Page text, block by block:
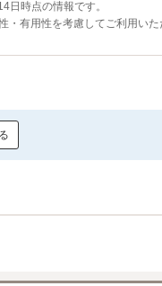
日時点の情報です。
・有用性を考慮してご利用い